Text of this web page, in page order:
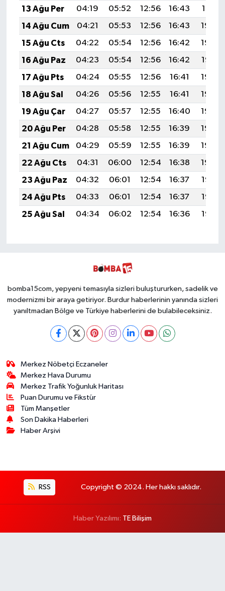
13 Ağu Per
04:19 05:52 12:56 16:43
19:51
14 Ağu Cum
04:21 05:53 12:56 16:43
19:50
15 Ağu Cts
04:22 05:54 12:56 16:42
19:48
16 Ağu Paz
04:23 05:54 12:56 16:42
19:47
17 Ağu Pts
04:24 05:55 12:56 16:41
19:46
18 Ağu Sal
04:26 05:56 12:55 16:41
19:45
19 Ağu Çar
04:27 05:57 12:55 16:40
19:43
20 Ağu Per
04:28 05:58 12:55 16:39
19:42
21 Ağu Cum
04:29 05:59 12:55 16:39
19:40
22 Ağu Cts
04:31 06:00 12:54 16:38
19:39
23 Ağu Paz
04:32 06:01 12:54 16:37
19:38
24 Ağu Pts
04:33 06:01 12:54 16:37
19:36
25 Ağu Sal
04:34 06:02 12:54 16:36 19:35
bomba15com, yepyeni temasıyla sizleri buluştururken, sadelik ve
modernizmi bir araya getiriyor. Burdur haberlerinin yanında sizleri
yanıltmadan Bölge ve Türkiye haberlerini de bulabileceksiniz.
Merkez Nöbetçi Eczaneler
Merkez Hava Durumu
Merkez Trafik Yoğunluk Haritası
Puan Durumu ve Fikstür
Tüm Manşetler
Son Dakika Haberleri
Haber Arşivi
RSS Copyright © 2024. Her hakkı saklıdır.
Haber Yazılımı: TE Bilişim